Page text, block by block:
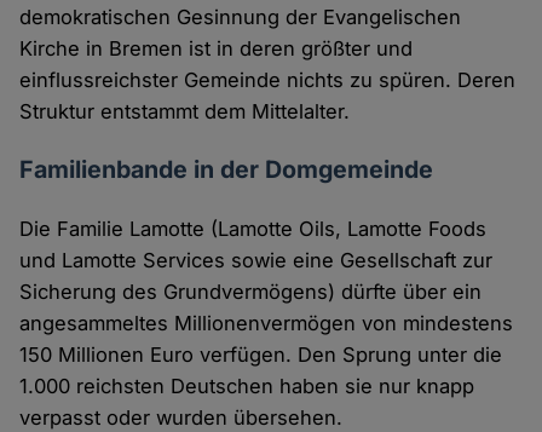
demokratischen Gesinnung der Evangelischen
Kirche in Bremen ist in deren größter und
einflussreichster Gemeinde nichts zu spüren. Deren
Struktur entstammt dem Mittelalter.
Familienbande in der Domgemeinde
Die Familie Lamotte (Lamotte Oils, Lamotte Foods
und Lamotte Services sowie eine Gesellschaft zur
Sicherung des Grundvermögens) dürfte über ein
angesammeltes Millionenvermögen von mindestens
150 Millionen Euro verfügen. Den Sprung unter die
1.000 reichsten Deutschen haben sie nur knapp
verpasst oder wurden übersehen.